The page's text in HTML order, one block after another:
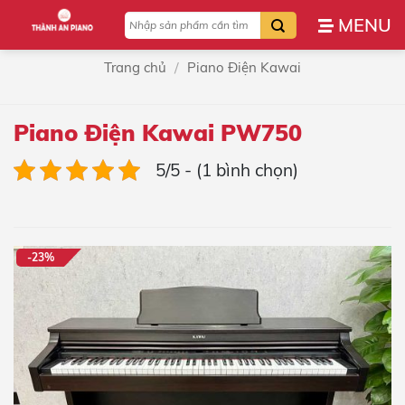
nội
Tìm
kiếm:
Trang chủ / Piano Điện Kawai
Piano Điện Kawai PW750
5/5 - (1 bình chọn)
-23%